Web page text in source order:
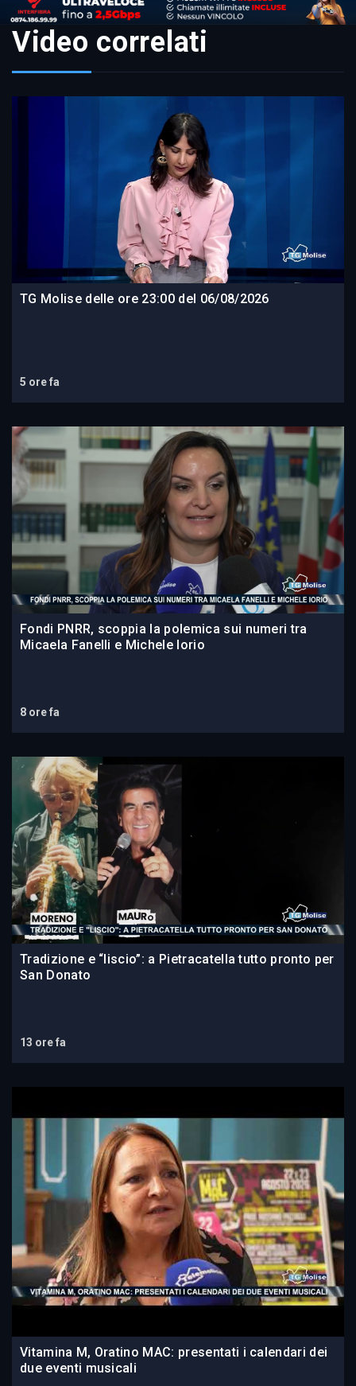
Video correlati
TG Molise delle ore 23:00 del 06/08/2026
5 ore fa
Fondi PNRR, scoppia la polemica sui numeri tra
Micaela Fanelli e Michele Iorio
8 ore fa
Tradizione e “liscio”: a Pietracatella tutto pronto per
San Donato
13 ore fa
Vitamina M, Oratino MAC: presentati i calendari dei
due eventi musicali